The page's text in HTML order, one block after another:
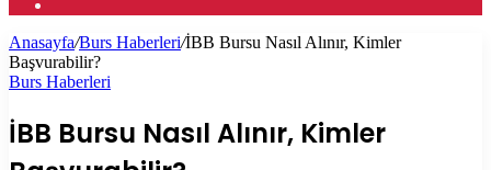
...
Anasayfa/Burs Haberleri/İBB Bursu Nasıl Alınır, Kimler
Başvurabilir?
Burs Haberleri
İBB Bursu Nasıl Alınır, Kimler